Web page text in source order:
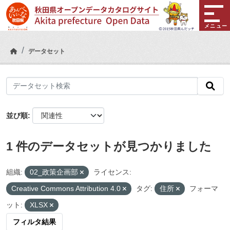
Skip to main content
メニュー
データセット
並び順
1 件のデータセットが見つかりました
組織: 02_政策企画部
ライセンス:
Creative Commons Attribution 4.0
タグ: 住所
フォーマ
ット:
XLSX
フィルタ結果